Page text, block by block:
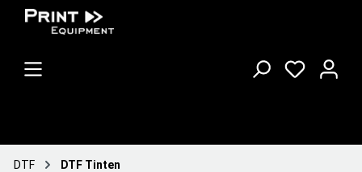
DTF DTF Tinten